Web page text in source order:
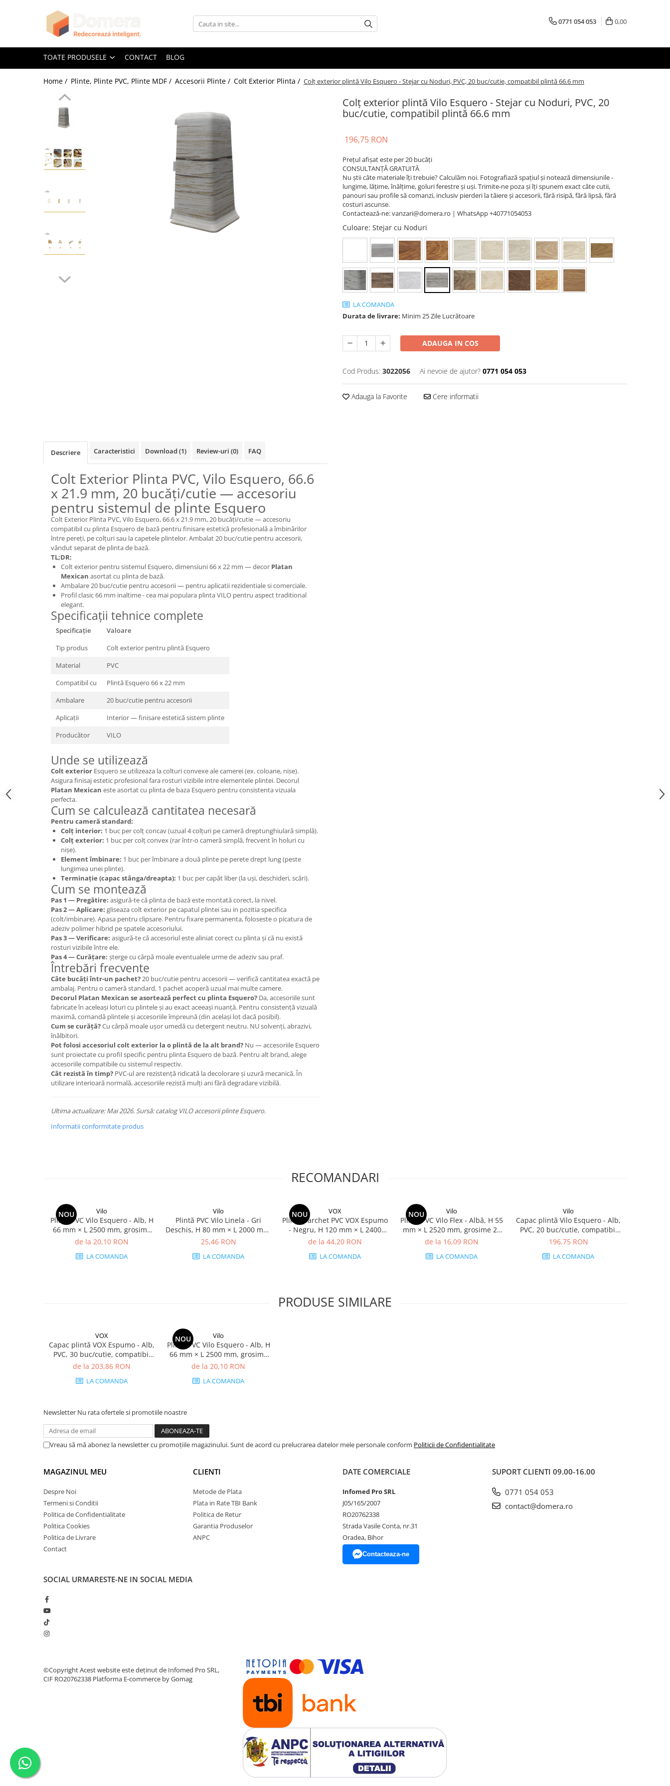
Toate Produsele
Parchet SPC
Riflaje Decorative
Riflaje Interioare
Glafuri Exterioare
Plinte, Plinte PVC, Plinte MDF
Plinte MDF Premium
Accesorii Plinte
Colt Exterior Plinta
Colt Interior Plinta
Panouri Decorative Premium
0771 054 053 0,00
TOATE PRODUSELE CONTACT BLOG
Home / Plinte, Plinte PVC, Plinte MDF / Accesorii Plinte / Colt Exterior Plinta / Colț exterior plintă Vilo Esquero - Stejar cu Noduri, PVC, 20 buc/cutie, compatibil plintă 66.6 mm
Colț exterior plintă Vilo Esquero - Stejar cu Noduri, PVC, 20
buc/cutie, compatibil plintă 66.6 mm
196,75 RON
Prețul afișat este per 20 bucăți
CONSULTANȚĂ GRATUITĂ
Nu știi câte materiale îți trebuie? Calculăm noi. Fotografiază spațiul și notează dimensiunile -
lungime, lățime, înălțime, goluri ferestre și uși. Trimite-ne poza și îți spunem exact câte cutii,
panouri sau profile să comanzi, inclusiv pierderi la tăiere și accesorii, fără risipă, fără lipsă, fără
costuri ascunse.
Contactează-ne: vanzari@domera.ro | WhatsApp +40771054053
Culoare: Stejar cu Noduri
LA COMANDA
Durata de livrare: Minim 25 Zile Lucrătoare
ADAUGA IN COS
Cod Produs: 3022056 Ai nevoie de ajutor? 0771 054 053
Adauga la Favorite Cere informatii
Descriere Caracteristici Download (1) Review-uri (0) FAQ
Colt Exterior Plinta PVC, Vilo Esquero, 66.6
x 21.9 mm, 20 bucăți/cutie — accesoriu
pentru sistemul de plinte Esquero
Colt Exterior Plinta PVC, Vilo Esquero, 66.6 x 21.9 mm, 20 bucăți/cutie — accesoriu
compatibil cu plinta Esquero de bază pentru finisare estetică profesională a îmbinărilor
între pereți, pe colțuri sau la capetele plintelor. Ambalat 20 buc/cutie pentru accesorii,
vândut separat de plinta de bază.
TL;DR:
Colt exterior pentru sistemul Esquero, dimensiuni 66 x 22 mm — decor Platan
Mexican asortat cu plinta de bază.
Ambalare 20 buc/cutie pentru accesorii — pentru aplicatii rezidentiale si comerciale.
Profil clasic 66 mm inaltime - cea mai populara plinta VILO pentru aspect traditional
elegant.
Specificații tehnice complete
Specificație
Valoare
Tip produs
Colt exterior pentru plintă Esquero
Material
PVC
Compatibil cu
Plintă Esquero 66 x 22 mm
Ambalare
20 buc/cutie pentru accesorii
Aplicații
Interior — finisare estetică sistem plinte
Producător
VILO
Unde se utilizează
Colt exterior Esquero se utilizeaza la colturi convexe ale camerei (ex. coloane, nise).
Asigura finisaj estetic profesional fara rosturi vizibile intre elementele plintei. Decorul
Platan Mexican este asortat cu plinta de baza Esquero pentru consistenta vizuala
perfecta.
Cum se calculează cantitatea necesară
Pentru cameră standard:
Colț interior: 1 buc per colț concav (uzual 4 colțuri pe cameră dreptunghiulară simplă).
Colț exterior: 1 buc per colț convex (rar într-o cameră simplă, frecvent în holuri cu
nișe).
Element îmbinare: 1 buc per îmbinare a două plinte pe perete drept lung (peste
lungimea unei plinte).
Terminație (capac stânga/dreapta): 1 buc per capăt liber (la uși, deschideri, scări).
Cum se montează
Pas 1 — Pregătire: asigură-te că plinta de bază este montată corect, la nivel.
Pas 2 — Aplicare: gliseaza colt exterior pe capatul plintei sau in pozitia specifica
(colt/imbinare). Apasa pentru clipsare. Pentru fixare permanenta, foloseste o picatura de
adeziv polimer hibrid pe spatele accesoriului.
Pas 3 — Verificare: asigură-te că accesoriul este aliniat corect cu plinta și că nu există
rosturi vizibile între ele.
Pas 4 — Curățare: șterge cu cârpă moale eventualele urme de adeziv sau praf.
Întrebări frecvente
Câte bucăți într-un pachet?20 buc/cutie pentru accesorii — verifică cantitatea exactă pe
ambalaj. Pentru o cameră standard, 1 pachet acoperă uzual mai multe camere.
Decorul Platan Mexican se asortează perfect cu plinta Esquero? Da, accesoriile sunt
fabricate în aceleași loturi cu plintele și au exact aceeași nuanță. Pentru consistență vizuală
maximă, comandă plintele și accesoriile împreună (din același lot dacă posibil).
Cum se curăță?Cu cârpă moale ușor umedă cu detergent neutru. NU solvenți, abrazivi,
înălbitori.
Pot folosi accesoriul colt exterior la o plintă de la alt brand? Nu — accesoriile Esquero
sunt proiectate cu profil specific pentru plinta Esquero de bază. Pentru alt brand, alege
accesoriile compatibile cu sistemul respectiv.
Cât rezistă în timp? PVC-ul are rezistență ridicată la decolorare și uzură mecanică. În
utilizare interioară normală, accesoriile rezistă mulți ani fără degradare vizibilă.
Ultima actualizare: Mai 2026. Sursă: catalog VILO accesorii plinte Esquero.
Informatii conformitate produs
RECOMANDARI
NOU Vilo
Plintă PVC Vilo Esquero - Alb, H
66 mm × L 2500 mm, grosime
22 mm
de la 20,10 RON
LA COMANDA
Vilo
Plintă PVC Vilo Linela - Gri
Deschis, H 80 mm × L 2000 mm,
grosime 16 mm
25,46 RON
LA COMANDA
NOU VOX
Plintă parchet PVC VOX Espumo
- Negru, H 120 mm × L 2400
mm, grosime 16 mm
de la 44,20 RON
LA COMANDA
NOU Vilo
Plintă PVC Vilo Flex - Albă, H 55
mm × L 2520 mm, grosime 22
mm
de la 16,09 RON
LA COMANDA
Vilo
Capac plintă Vilo Esquero - Alb,
PVC, 20 buc/cutie, compatibil
plintă 66.6 mm
196,75 RON
LA COMANDA
PRODUSE SIMILARE
VOX
Capac plintă VOX Espumo - Alb,
PVC, 30 buc/cutie, compatibil
plintă 65 mm
de la 203,86 RON
LA COMANDA
NOU Vilo
Plintă PVC Vilo Esquero - Alb, H
66 mm × L 2500 mm, grosime
22 mm
de la 20,10 RON
LA COMANDA
Newsletter Nu rata ofertele si promotiile noastre
Vreau să mă abonez la newsletter cu promoțiile magazinului. Sunt de acord cu prelucrarea datelor mele personale conform Politicii de Confidentialitate
MAGAZINUL MEU
Despre Noi
Termeni si Conditii
Politica de Confidentialitate
Politica Cookies
Politica de Livrare
Contact
CLIENTI
Metode de Plata
Plata in Rate TBI Bank
Politica de Retur
Garantia Produselor
ANPC
DATE COMERCIALE
Infomed Pro SRL
J05/165/2007
RO20762338
Strada Vasile Conta, nr.31
Oradea, Bihor
Contacteaza-ne
SUPORT CLIENTI 09.00-16.00
0771 054 053
contact@domera.ro
SOCIAL URMARESTE-NE IN SOCIAL MEDIA
©Copyright Acest website este deținut de Infomed Pro SRL,
CIF RO20762338 Platforma E-commerce by Gomag